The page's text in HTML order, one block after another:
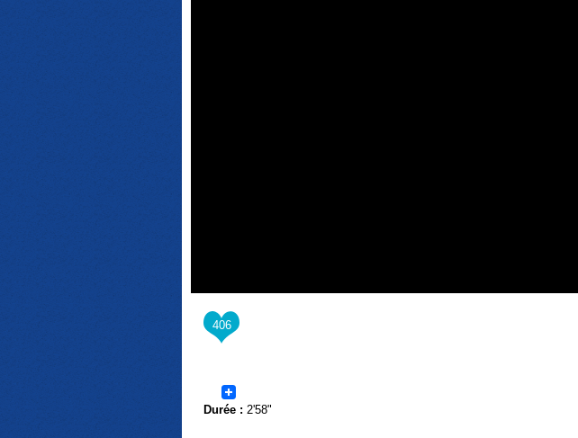
406
Durée : 2'58"